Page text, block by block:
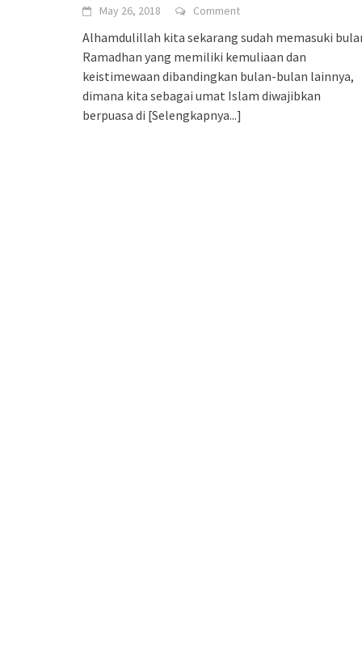
May 26, 2018 Comment
Alhamdulillah kita sekarang sudah memasuki
Ramadhan yang memiliki kemuliaan dan
keistimewaan dibandingkan bulan-bulan lainnya,
dimana kita sebagai umat Islam diwajibkan
berpuasa di [Selengkapnya...]